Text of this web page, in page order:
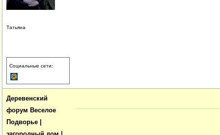
Татьяна
Социальные сети:
Деревенский
форум Веселое
Подворье |